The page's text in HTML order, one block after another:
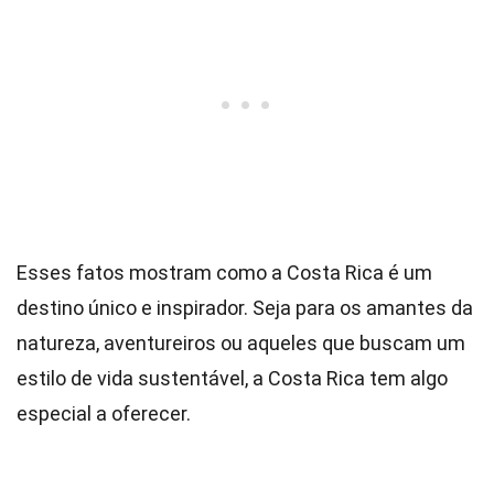
Esses fatos mostram como a Costa Rica é um
destino único e inspirador. Seja para os amantes da
natureza, aventureiros ou aqueles que buscam um
estilo de vida sustentável, a Costa Rica tem algo
especial a oferecer.